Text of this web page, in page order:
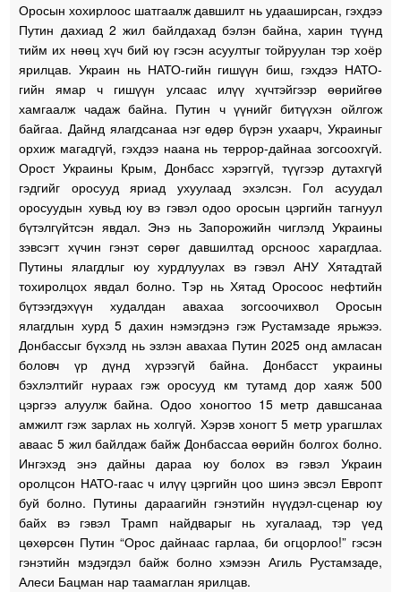
Оросын хохирлоос шатгаалж давшилт нь удааширсан, гэхдээ
Путин дахиад 2 жил байлдахад бэлэн байна, харин түүнд
тийм их нөөц хүч бий юү гэсэн асуултыг тойруулан тэр хоёр
ярилцав. Украин нь НАТО-гийн гишүүн биш, гэхдээ НАТО-
гийн ямар ч гишүүн улсаас илүү хүчтэйгээр өөрийгөө
хамгаалж чадаж байна. Путин ч үүнийг битүүхэн ойлгож
байгаа. Дайнд ялагдсанаа нэг өдөр бүрэн ухаарч, Украиныг
орхиж магадгүй, гэхдээ наана нь террор-дайнаа зогсоохгүй.
Орост Украины Крым, Донбасс хэрэггүй, түүгээр дутахгүй
гэдгийг оросууд яриад ухуулаад эхэлсэн. Гол асуудал
оросуудын хувьд юу вэ гэвэл одоо оросын цэргийн тагнуул
бүтэлгүйтсэн явдал. Энэ нь Запорожийн чиглэлд Украины
зэвсэгт хүчин гэнэт сөрөг давшилтад орсноос харагдлаа.
Путины ялагдлыг юу хурдлуулах вэ гэвэл АНУ Хятадтай
тохиролцох явдал болно. Тэр нь Хятад Оросоос нефтийн
бүтээгдэхүүн худалдан авахаа зогсоочихвол Оросын
ялагдлын хурд 5 дахин нэмэгдэнэ гэж Рустамзаде ярьжээ.
Донбассыг бүхэлд нь эзлэн авахаа Путин 2025 онд амласан
боловч үр дүнд хүрээгүй байна. Донбасст украины
бэхлэлтийг нураах гэж оросууд км тутамд дор хаяж 500
цэргээ алуулж байна. Одоо хоногтоо 15 метр давшсанаа
амжилт гэж зарлах нь холгүй. Хэрэв хоногт 5 метр урагшлах
аваас 5 жил байлдаж байж Донбассаа өөрийн болгох болно.
Ингэхэд энэ дайны дараа юу болох вэ гэвэл Украин
оролцсон НАТО-гаас ч илүү цэргийн цоо шинэ эвсэл Европт
буй болно. Путины дараагийн гэнэтийн нүүдэл-сценар юу
байх вэ гэвэл Трамп найдварыг нь хугалаад, тэр үед
цөхөрсөн Путин “Орос дайнаас гарлаа, би огцорлоо!” гэсэн
гэнэтийн мэдэгдэл байж болно хэмээн Агиль Рустамзаде,
Алеси Бацман нар таамаглан ярилцав.